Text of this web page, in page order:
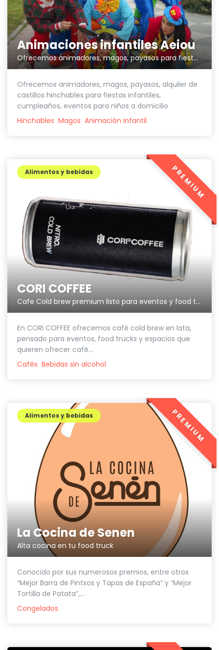
Animaciones infantiles Aeiou
Ofrecemos animadores, magos, payasos para fiestas infantiles
Ofrecemos animadores, magos, payasos, alquiler de
castillos hinchables para fiestas infantiles,
cumpleaños, eventos para niños a domicilio
Hinchables Magos Animación infantil
CORI COFFEE
Cafe Cold brew premium listo para eventos y food trucks.
Alimentos y bebidas
En CORI COFFEE ofrecemos café cold brew en lata,
pensado para eventos, food trucks y espacios que
quieren ofrecer café...
Cafés Bebidas sin alcohol
PREMIUM
La Cocina de Senen
Alta cocina en tu food truck
Alimentos y bebidas
Conocido por sus numerosos premios, entre otros
“Mejor Barra de Pintxos y Tapas de España” y “Mejor
Tortilla de Patata”,...
Congelados
PREMIUM